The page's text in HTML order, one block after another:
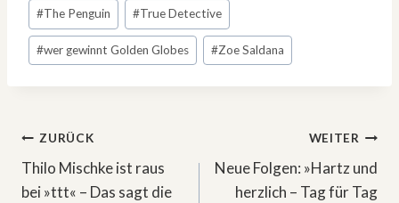
#The Penguin #True Detective
#wer gewinnt Golden Globes #Zoe Saldana
Beitragsnavigation
ZURÜCK
Thilo Mischke ist raus
bei »ttt« – Das sagt die
WEITER
Neue Folgen: »Hartz und
herzlich – Tag für Tag